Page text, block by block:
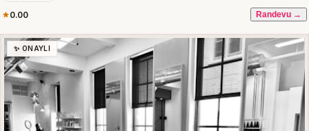
0.00 Randevu →
✨ ONAYLI